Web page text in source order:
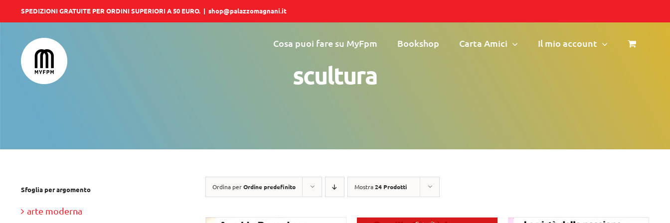
al
contenuto
SPEDIZIONI GRATUITE PER ORDINI SUPERIORI A 50 EURO. | shop@palazzomagnani.it
Cosa puoi fare su MyFpm Bookshop Carta Amici Il mio account
scultura
Ordina perOrdine predefinito Mostra24 Prodotti
Sfoglia per argomento
arte moderna